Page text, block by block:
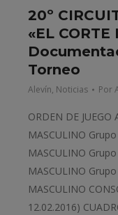
20º
«EL CORTE
Torneo
Alevín, Noticias Por
ORDEN DE
MASCULINO
MASCULINO
MASCULINO
MASCULINO
12.02.2016)